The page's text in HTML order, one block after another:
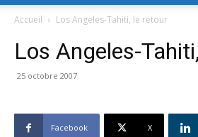
Accueil Los Angeles-Tahiti, le retour
Los Angeles-
25 octobre 2007
Facebook X